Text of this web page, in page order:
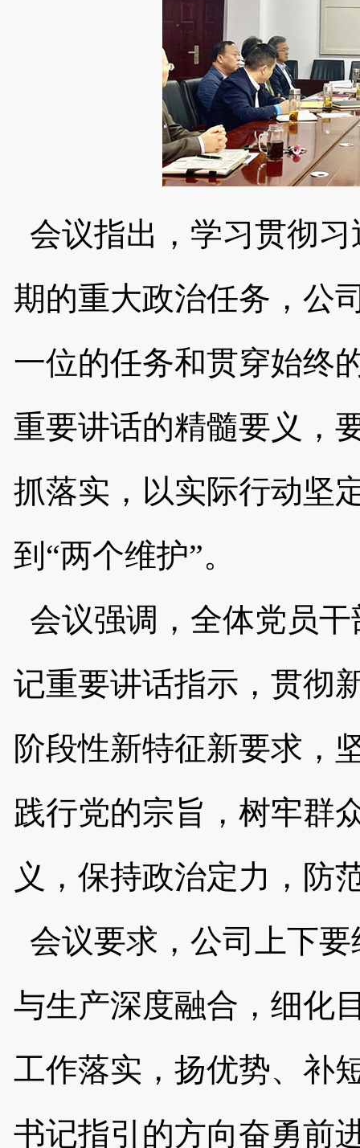
会议指出，学习贯彻
期的重大政治任务，公
一位的任务和贯穿始终
重要讲话的精髓要义，
抓落实，以实际行动坚
到“两个维护”。
会议强调，全体党员
记重要讲话指示，贯彻
阶段性新特征新要求，
践行党的宗旨，树牢群
义，保持政治定力，防
会议要求，公司上下
与生产深度融合，细化
工作落实，扬优势、补
书记指引的方向奋勇前